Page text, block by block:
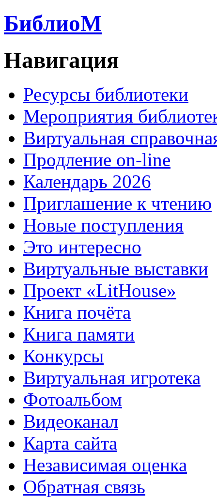
БиблиоМ
Навигация
Ресурсы библиотеки
Мероприятия
Виртуальная
Продление on-line
Календарь 2026
Приглашение к чтению
Новые поступления
Это интересно
Виртуальные выставки
Проект «LitHouse»
Книга почёта
Книга памяти
Конкурсы
Виртуальная игротека
Фотоальбом
Видеоканал
Карта сайта
Независимая оценка
Обратная связь